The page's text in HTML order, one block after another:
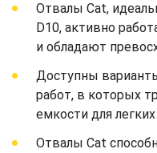
Отвалы Cat,
D10, активно
и обладают
Доступны
работ, в которых
емкости для
Отвалы Cat